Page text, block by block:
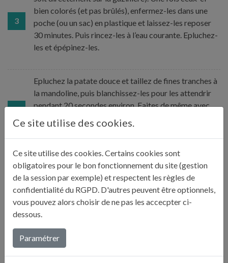
3
bien colorés (et pas brûlés), enfermez-les dans une
poche (ou un sac) en plastique et laissez-les reposer
30 minutes. Puis rincez-les à l’eau courante. Epluchez-
les et épépinez-les.
4
Epluchez la patate douce et taillez de fines tranches à
la mandoline, puis blanchissez-les pour les attendrir
pendant 20 secondes environ. Faites de même avec
une pomme de terre à chair ferme en conservant sa
peau.
Disposez ensuite la farce dans les tomates et les
poivrons. Farcissez également les tranches de patate
douce et de pomme de terre. Pour cela, réalisez un lit
avec les tranches placées à la verticale. Roulez le tout
dans le torchon et serrez bien pour mieux renfermer la
Faites blanchir les 2 fonds d’artichauts, puis mettez de
Ce site utilise des cookies.
Ce site utilise des cookies. Certains cookies sont
obligatoires pour le bon fonctionnement du site (gestion
de la session par exemple) et respectent les règles de
confidentialité du RGPD. D'autres peuvent être optionnels,
vous pouvez alors choisir de ne pas les accecpter ci-
dessous.
Paramétrer